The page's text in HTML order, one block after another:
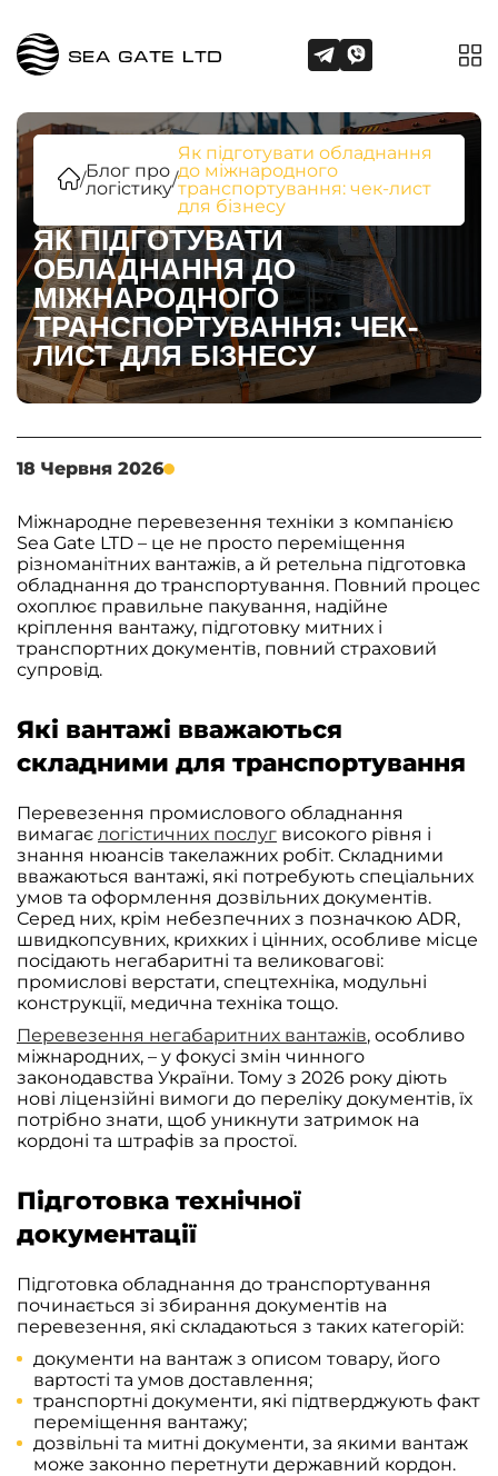
/Блог про
логістику/
Як підготувати обладнання
до міжнародного
транспортування: чек-лист
для бізнесу
ЯК ПІДГОТУВАТИ
ОБЛАДНАННЯ ДО
МІЖНАРОДНОГО
ТРАНСПОРТУВАННЯ: ЧЕК-
ЛИСТ ДЛЯ БІЗНЕСУ
18 Червня 2026
Міжнародне перевезення техніки з компанією
Sea Gate LTD – це не просто переміщення
різноманітних вантажів, а й ретельна підготовка
обладнання до транспортування. Повний процес
охоплює правильне пакування, надійне
кріплення вантажу, підготовку митних і
транспортних документів, повний страховий
супровід.
Які вантажі вважаються
складними для транспортування
Перевезення промислового обладнання
вимагає логістичних послуг високого рівня і
знання нюансів такелажних робіт. Складними
вважаються вантажі, які потребують спеціальних
умов та оформлення дозвільних документів.
Серед них, крім небезпечних з позначкою ADR,
швидкопсувних, крихких і цінних, особливе місце
посідають негабаритні та великовагові:
промислові верстати, спецтехніка, модульні
конструкції, медична техніка тощо.
Перевезення негабаритних вантажів, особливо
міжнародних, – у фокусі змін чинного
законодавства України. Тому з 2026 року діють
нові ліцензійні вимоги до переліку документів, їх
потрібно знати, щоб уникнути затримок на
кордоні та штрафів за простої.
Підготовка технічної
документації
Підготовка обладнання до транспортування
починається зі збирання документів на
перевезення, які складаються з таких категорій:
документи на вантаж з описом товару, його
вартості та умов доставлення;
транспортні документи, які підтверджують факт
переміщення вантажу;
дозвільні та митні документи, за якими вантаж
може законно перетнути державний кордон.